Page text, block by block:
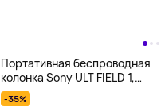
Портативная беспроводная
колонка Sony ULT FIELD 1,
белый
-35%